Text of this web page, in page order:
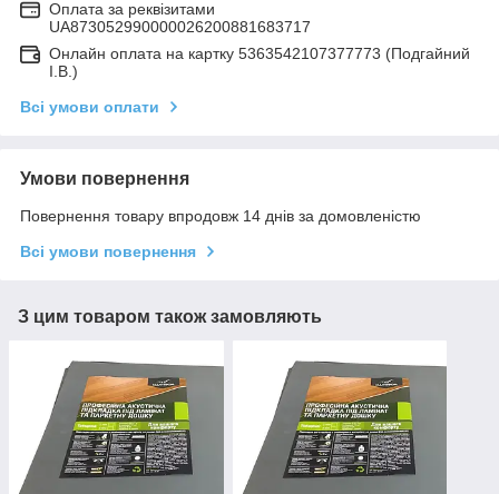
Оплата за реквізитами
UA873052990000026200881683717
Онлайн оплата на картку 5363542107377773 (Подгайний
І.В.)
Всі умови оплати
Умови повернення
Повернення товару впродовж 14 днів за домовленістю
Всі умови повернення
З цим товаром також замовляють